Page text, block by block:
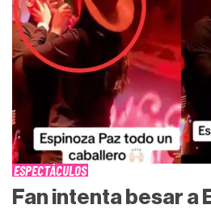
ESPECTÁCULOS
Fan intenta besar a